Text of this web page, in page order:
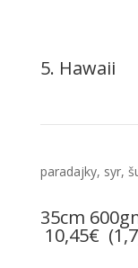
5. Hawaii
paradajky, syr,
35cm
10,45€